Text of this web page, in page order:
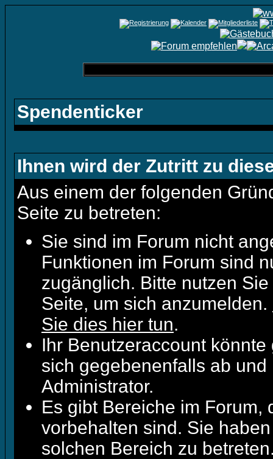
Spendenticker
Ihnen wird der Zutritt zu
Aus einem der folgenden
Seite zu betreten:
Sie sind im Forum nicht
Funktionen im Forum sind
zugänglich. Bitte nutzen
Seite, um sich anzumelden.
Sie dies hier tun.
Ihr Benutzeraccount
sich gegebenenfalls ab
Administrator.
Es gibt Bereiche im Forum,
vorbehalten sind. Sie
solchen Bereich zu